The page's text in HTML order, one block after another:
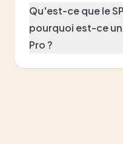
Qu'est-ce que le
pourquoi est-ce
Pro ?